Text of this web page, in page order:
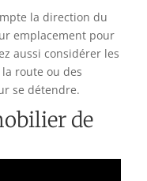
la direction du
emplacement pour
aussi considérer les
route ou des
se détendre.
de